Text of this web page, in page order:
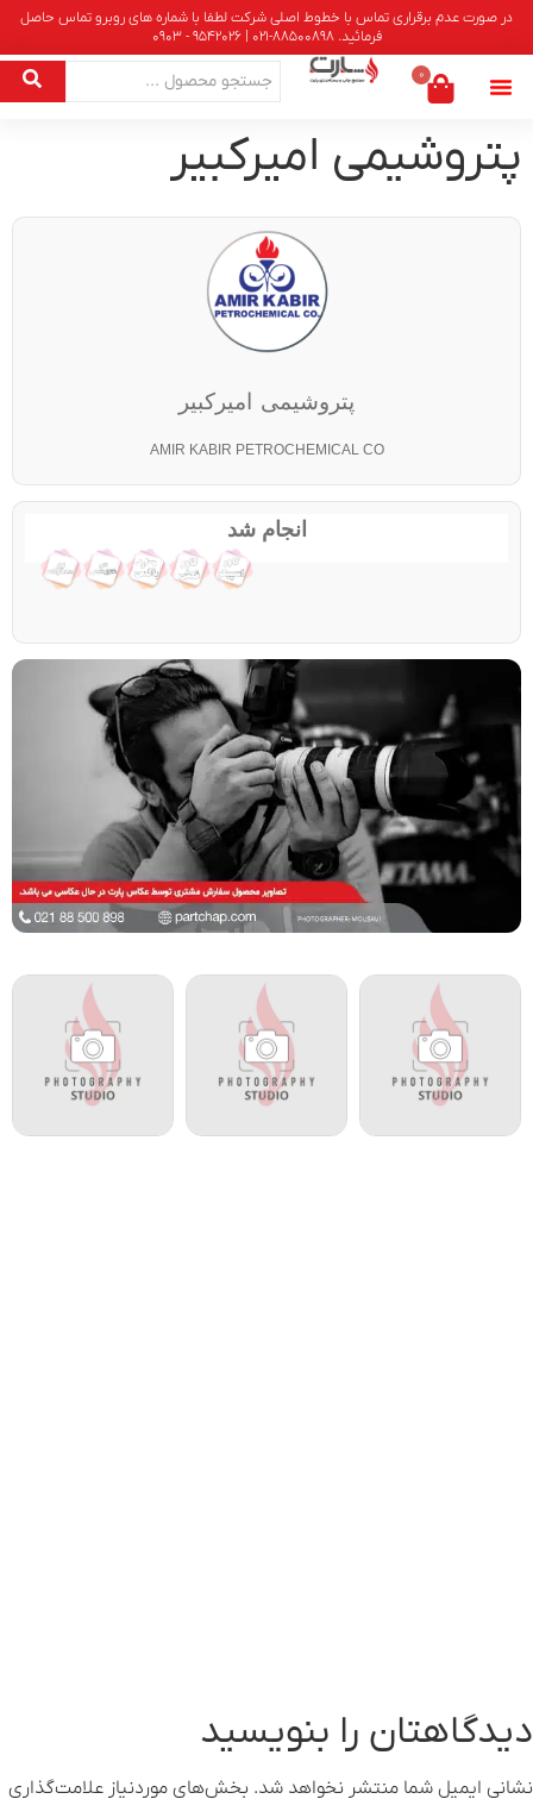
در صورت عدم برقراری تماس با خطوط اصلی شرکت لطفا با شماره های روبرو تماس حاصل
فرمائید. 88500898-021 | 9542026 - 0903
0
پتروشیمی امیرکبیر
پتروشیمی امیرکبیر
AMIR KABIR PETROCHEMICAL CO
انجام شد
دیدگاهتان را بنویسید
نشانی ایمیل شما منتشر نخواهد شد. بخش‌های موردنیاز علامت‌گذاری